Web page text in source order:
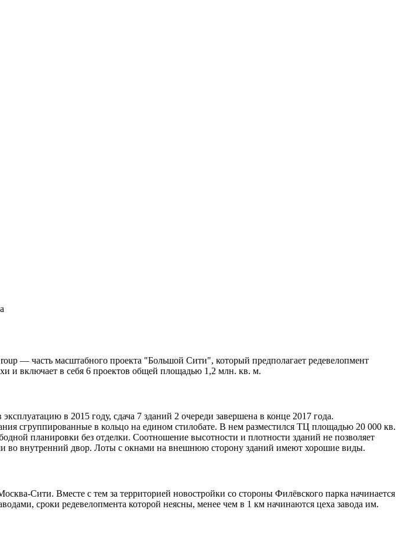
— часть масштабного проекта "Большой Сити", который предполагает редевелопмент
и включает в себя 6 проектов общей площадью 1,2 млн. кв. м.
в 2015 году, сдача 7 зданий 2 очереди завершена в конце 2017 года.
сгруппированные в кольцо на едином стилобате. В нем разместился ТЦ площадью 20 000 кв.
планировки без отделки. Соотношение высотности и плотности зданий не позволяет
во внутренний двор. Лоты с окнами на внешнюю сторону зданий имеют хорошие виды.
Сити. Вместе с тем за территорией новостройки со стороны Филёвского парка начинается
сроки редевелопмента которой неясны, менее чем в 1 км начинаются цеха завода им.